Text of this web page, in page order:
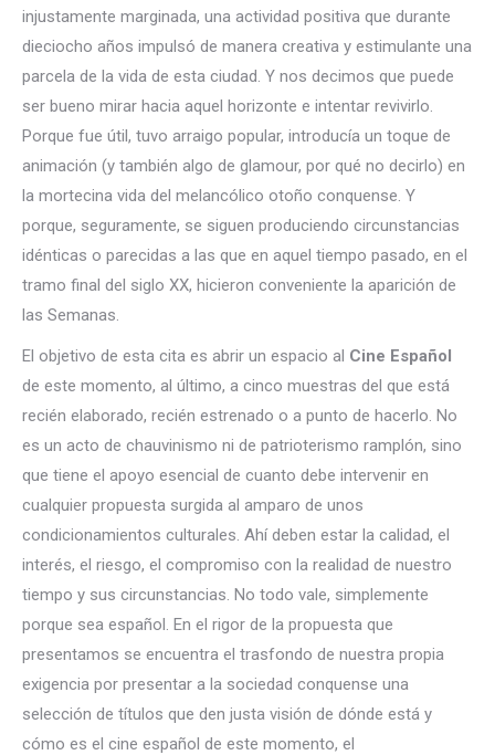
injustamente marginada, una actividad positiva que durante
dieciocho años impulsó de manera creativa y estimulante una
parcela de la vida de esta ciudad. Y nos decimos que puede
ser bueno mirar hacia aquel horizonte e intentar revivirlo.
Porque fue útil, tuvo arraigo popular, introducía un toque de
animación (y también algo de glamour, por qué no decirlo) en
la mortecina vida del melancólico otoño conquense. Y
porque, seguramente, se siguen produciendo circunstancias
idénticas o parecidas a las que en aquel tiempo pasado, en el
tramo final del siglo XX, hicieron conveniente la aparición de
las Semanas.
El objetivo de esta cita es abrir un espacio al Cine Español
de este momento, al último, a cinco muestras del que está
recién elaborado, recién estrenado o a punto de hacerlo. No
es un acto de chauvinismo ni de patrioterismo ramplón, sino
que tiene el apoyo esencial de cuanto debe intervenir en
cualquier propuesta surgida al amparo de unos
condicionamientos culturales. Ahí deben estar la calidad, el
interés, el riesgo, el compromiso con la realidad de nuestro
tiempo y sus circunstancias. No todo vale, simplemente
porque sea español. En el rigor de la propuesta que
presentamos se encuentra el trasfondo de nuestra propia
exigencia por presentar a la sociedad conquense una
selección de títulos que den justa visión de dónde está y
cómo es el cine español de este momento, el